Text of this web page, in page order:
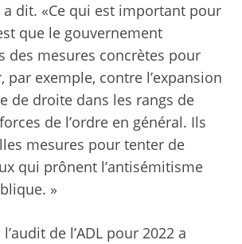
a dit. «Ce qui est important pour
que le gouvernement
des mesures concrètes pour
par exemple, contre l’expansion
de droite dans les rangs de
de l’ordre en général. Ils
mesures pour tenter de
qui prônent l’antisémitisme
»
de l’ADL pour 2022 a